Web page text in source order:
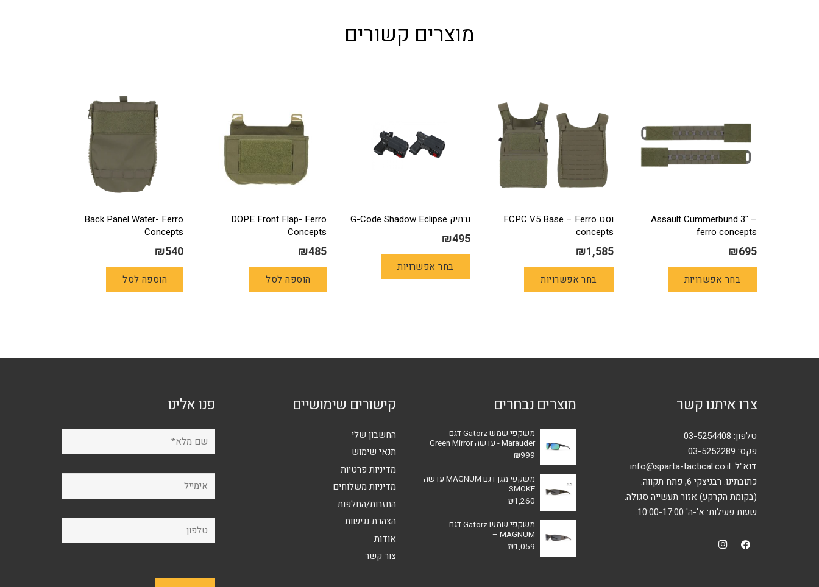
מוצרים קשורים
Assault Cummerbund 3" –
ferro concepts
₪695
בחר אפשרויות
לבחור
וסט FCPC V5 Base – Ferro
concepts
₪1,585
בחר אפשרויות
לבחור
בעמוד
נרתיק G-Code Shadow Eclipse
₪495
בחר אפשרויות
את
המוצר
DOPE Front Flap- Ferro
Concepts
₪485
הוספה לסל
Back Panel Water- Ferro
Concepts
₪540
הוספה לסל
צרו איתנו קשר
טלפון: 03-5254408
פקס: 03-5252289
דוא"ל: info@sparta-tactical.co.il
כתובתינו: רבניצקי 6, פתח תקווה.
(בקומת הקרקע) אזור תעשייה סגולה.
שעות פעילות: א'-ה' 10:00-17:00.
מוצרים נבחרים
משקפי שמש Gatorz דגם
Marauder - עדשה Green Mirror
₪999
משקפי מגן דגם MAGNUM עדשה
SMOKE
₪1,260
משקפי שמש Gatorz דגם
MAGNUM –
₪1,059
קישורים שימושיים
החשבון שלי
תנאי שימוש
מדיניות פרטיות
מדיניות משלוחים
החזרות/החלפות
הצהרת נגישות
אודות
צור קשר
פנו אלינו